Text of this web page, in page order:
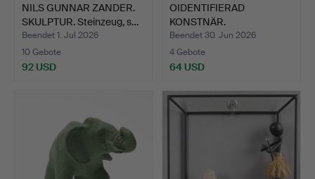
NILS GUNNAR ZANDER.
SKULPTUR. Steinzeug, s…
Beendet 1. Jul 2026
10 Gebote
92 USD
OIDENTIFIERAD
KONSTNÄR.
BRONZESKULPTUR AUF…
Beendet 30. Jun 2026
4 Gebote
64 USD